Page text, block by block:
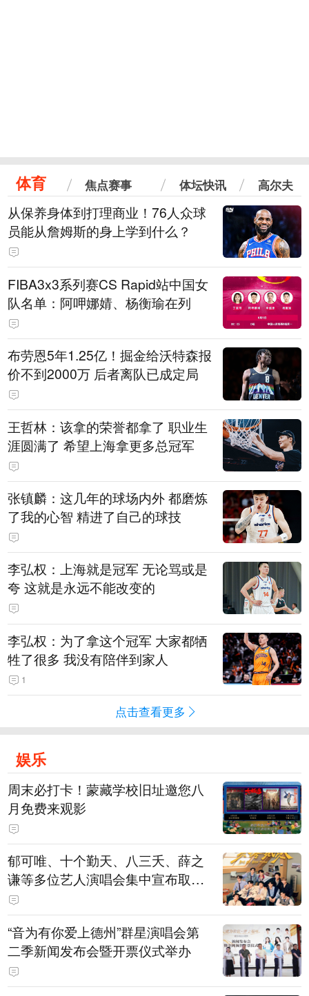
体育 焦点赛事 体坛快讯 高尔夫
从保养身体到打理商业！76人众球
员能从詹姆斯的身上学到什么？
FIBA3x3系列赛CS Rapid站中国女
队名单：阿呷娜婧、杨衡瑜在列
布劳恩5年1.25亿！掘金给沃特森报
价不到2000万 后者离队已成定局
王哲林：该拿的荣誉都拿了 职业生
涯圆满了 希望上海拿更多总冠军
张镇麟：这几年的球场内外 都磨炼
了我的心智 精进了自己的球技
李弘权：上海就是冠军 无论骂或是
夸 这就是永远不能改变的
李弘权：为了拿这个冠军 大家都牺
牲了很多 我没有陪伴到家人
1
点击查看更多
娱乐
周末必打卡！蒙藏学校旧址邀您八
月免费来观影
郁可唯、十个勤天、八三夭、薛之
谦等多位艺人演唱会集中宣布取消
或延期
“音为有你爱上德州”群星演唱会第
二季新闻发布会暨开票仪式举办